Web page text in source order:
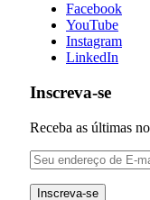
Facebook
YouTube
Instagram
LinkedIn
Inscreva-se
Receba as últimas